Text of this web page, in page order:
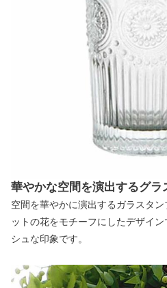
華やかな空間を演出するグ
空間を華やかに演出するガラスタ
ットの花をモチーフにしたデザイ
シュな印象です。